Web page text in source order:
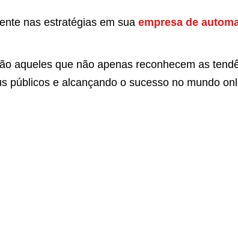
nas estratégias em sua empresa de
aqueles que não apenas reconhecem as
públicos e alcançando o sucesso no mundo